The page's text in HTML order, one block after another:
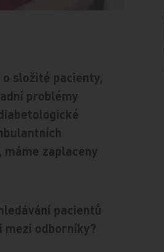
složité pacienty,
problémy
zaplaceny
pacientů
odborníky?